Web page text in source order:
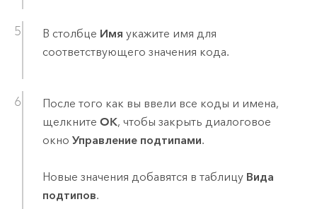
В столбце Имя укажите имя для
соответствующего значения кода.
После того как вы ввели все коды и имена,
щелкните OK, чтобы закрыть диалоговое
окно Управление подтипами.
Новые значения добавятся в таблицу Вида
подтипов.